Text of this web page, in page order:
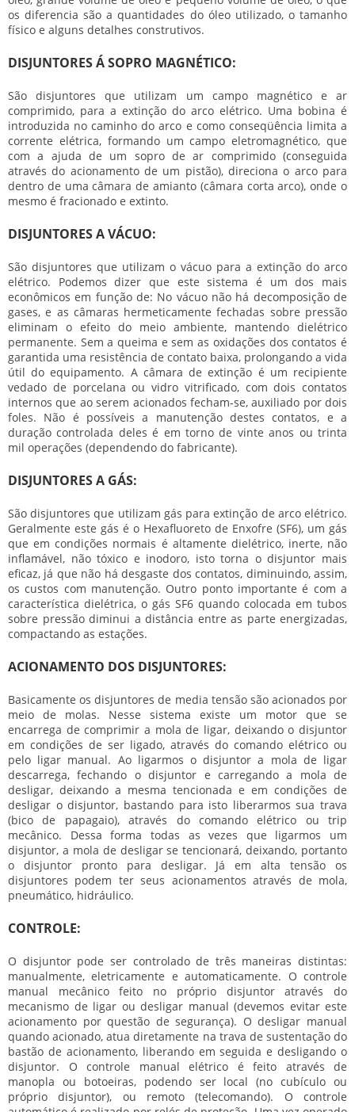
os diferencia são a quantidades do óleo utilizado, o tamanho
físico e alguns detalhes construtivos.
DISJUNTORES Á SOPRO MAGNÉTICO:
São disjuntores que utilizam um campo magnético e ar
comprimido, para a extinção do arco elétrico. Uma bobina é
introduzida no caminho do arco e como conseqüência limita a
corrente elétrica, formando um campo eletromagnético, que
com a ajuda de um sopro de ar comprimido (conseguida
através do acionamento de um pistão), direciona o arco para
dentro de uma câmara de amianto (câmara corta arco), onde o
mesmo é fracionado e extinto.
DISJUNTORES A VÁCUO:
São disjuntores que utilizam o vácuo para a extinção do arco
elétrico. Podemos dizer que este sistema é um dos mais
econômicos em função de: No vácuo não há decomposição de
gases, e as câmaras hermeticamente fechadas sobre pressão
eliminam o efeito do meio ambiente, mantendo dielétrico
permanente. Sem a queima e sem as oxidações dos contatos é
garantida uma resistência de contato baixa, prolongando a vida
útil do equipamento. A câmara de extinção é um recipiente
vedado de porcelana ou vidro vitrificado, com dois contatos
internos que ao serem acionados fecham-se, auxiliado por dois
foles. Não é possíveis a manutenção destes contatos, e a
duração controlada deles é em torno de vinte anos ou trinta
mil operações (dependendo do fabricante).
DISJUNTORES A GÁS:
São disjuntores que utilizam gás para extinção de arco elétrico.
Geralmente este gás é o Hexafluoreto de Enxofre (SF6), um gás
que em condições normais é altamente dielétrico, inerte, não
inflamável, não tóxico e inodoro, isto torna o disjuntor mais
eficaz, já que não há desgaste dos contatos, diminuindo, assim,
os custos com manutenção. Outro ponto importante é com a
característica dielétrica, o gás SF6 quando colocada em tubos
sobre pressão diminui a distância entre as parte energizadas,
compactando as estações.
ACIONAMENTO DOS DISJUNTORES:
Basicamente os disjuntores de media tensão são acionados por
meio de molas. Nesse sistema existe um motor que se
encarrega de comprimir a mola de ligar, deixando o disjuntor
em condições de ser ligado, através do comando elétrico ou
pelo ligar manual. Ao ligarmos o disjuntor a mola de ligar
descarrega, fechando o disjuntor e carregando a mola de
desligar, deixando a mesma tencionada e em condições de
desligar o disjuntor, bastando para isto liberarmos sua trava
(bico de papagaio), através do comando elétrico ou trip
mecânico. Dessa forma todas as vezes que ligarmos um
disjuntor, a mola de desligar se tencionará, deixando, portanto
o disjuntor pronto para desligar. Já em alta tensão os
disjuntores podem ter seus acionamentos através de mola,
pneumático, hidráulico.
CONTROLE:
O disjuntor pode ser controlado de três maneiras distintas:
manualmente, eletricamente e automaticamente. O controle
manual mecânico feito no próprio disjuntor através do
mecanismo de ligar ou desligar manual (devemos evitar este
acionamento por questão de segurança). O desligar manual
quando acionado, atua diretamente na trava de sustentação do
bastão de acionamento, liberando em seguida e desligando o
disjuntor. O controle manual elétrico é feito através de
manopla ou botoeiras, podendo ser local (no cubículo ou
próprio disjuntor), ou remoto (telecomando). O controle